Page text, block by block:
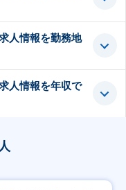
人情報を勤務地
人情報を年収で